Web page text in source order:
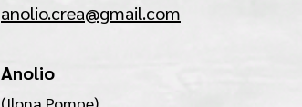
anolio.crea@gmail.com
Anolio